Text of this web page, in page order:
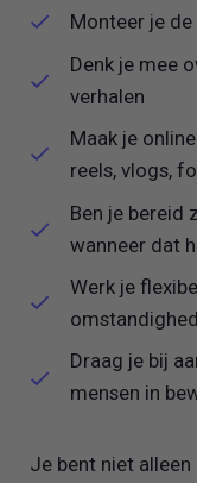
Monteer je
Denk je mee
verhalen
Maak je
reels, vlogs,
Ben je bereid
wanneer dat
Werk je
Draag je bij
mensen in
Je bent niet